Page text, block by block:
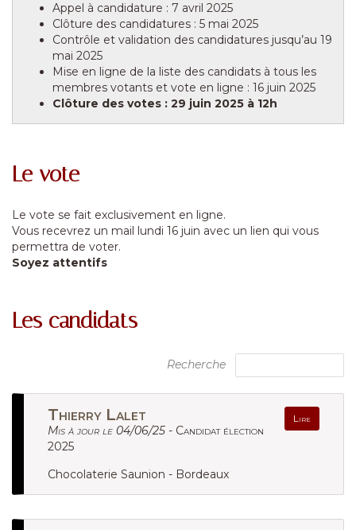
Appel à candidature : 7 avril 2025
Clôture des candidatures : 5 mai 2025
Contrôle et validation des candidatures jusqu’au 19
mai 2025
Mise en ligne de la liste des candidats à tous les
membres votants et vote en ligne : 16 juin 2025
Clôture des votes : 29 juin 2025 à 12h
Le vote
Le vote se fait exclusivement en ligne.
Vous recevrez un mail lundi 16 juin avec un lien qui vous
permettra de voter.
Soyez attentifs
Les candidats
Recherche
Thierry Lalet Lire
Mis à jour le 04/06/25 - Candidat élection
2025
Chocolaterie Saunion - Bordeaux